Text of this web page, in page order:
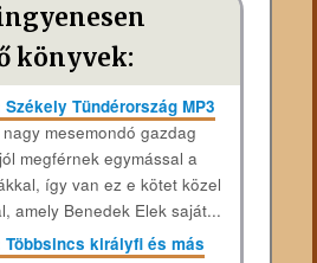
könyvek:
Tündérország MP3
mesemondó gazdag
megférnek egymással a
így van ez e kötet közel
amely Benedek Elek saját...
Többsincs királyfi és más